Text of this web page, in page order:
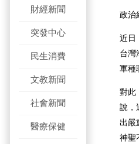
財經新聞
突發中心
民生消費
文教新聞
社會新聞
醫療保健
政治
近日
台灣
軍種
對此
說，
出嚴
神聖